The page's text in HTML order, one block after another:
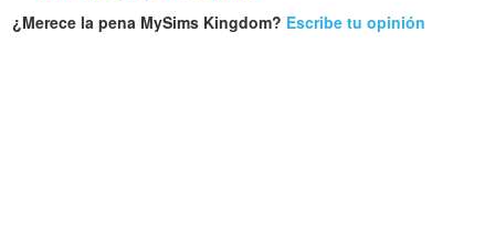
¿Merece la pena MySims Kingdom? Escribe tu opinión